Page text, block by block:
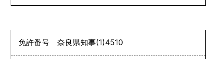
免許番号奈良県知事(1)4510